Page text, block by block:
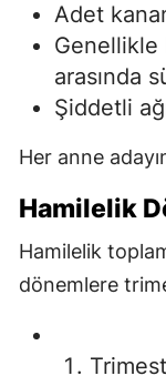
Adet
Genellikle
arasında
Şiddetli
Her anne
Hamilelik
Hamilelik
dönemlere